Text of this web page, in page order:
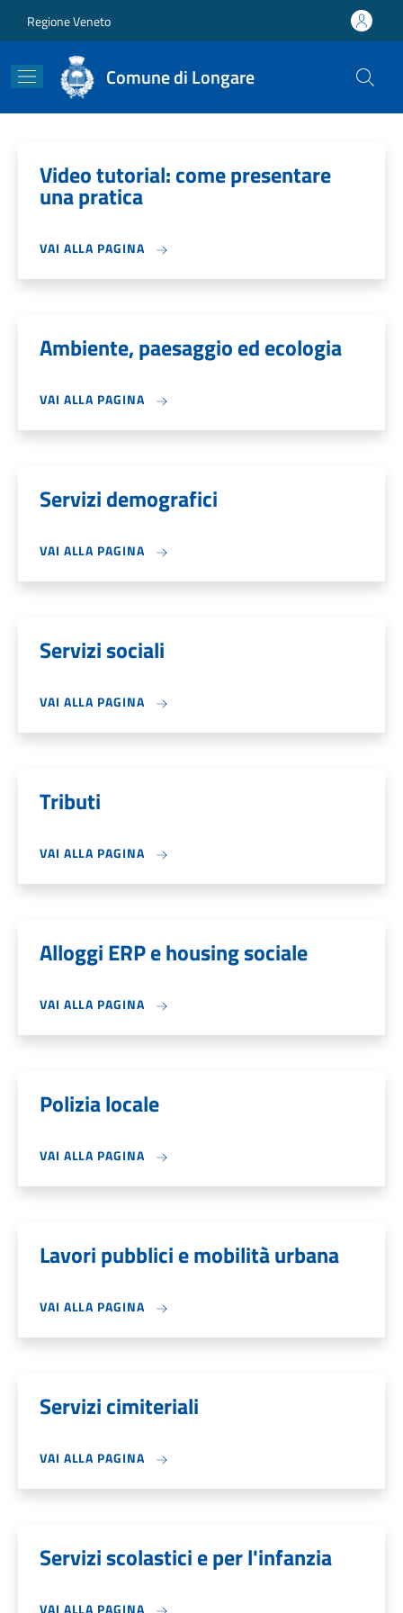
Regione Veneto
Comune di Longare
Video tutorial: come presentare
una pratica
VAI ALLA PAGINA
Ambiente, paesaggio ed ecologia
VAI ALLA PAGINA
Servizi demografici
VAI ALLA PAGINA
Servizi sociali
VAI ALLA PAGINA
Tributi
VAI ALLA PAGINA
Alloggi ERP e housing sociale
VAI ALLA PAGINA
Polizia locale
VAI ALLA PAGINA
Lavori pubblici e mobilità urbana
VAI ALLA PAGINA
Servizi cimiteriali
VAI ALLA PAGINA
Servizi scolastici e per l'infanzia
VAI ALLA PAGINA